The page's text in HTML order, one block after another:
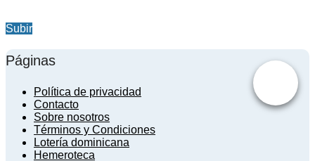
Subir
Páginas
Política de privacidad
Contacto
Sobre nosotros
Términos y Condiciones
Lotería dominicana
Hemeroteca